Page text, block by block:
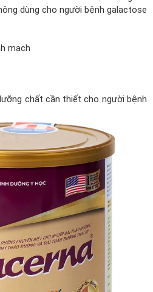
dùng cho người bệnh galactose
mạch
chất cần thiết cho người bệnh